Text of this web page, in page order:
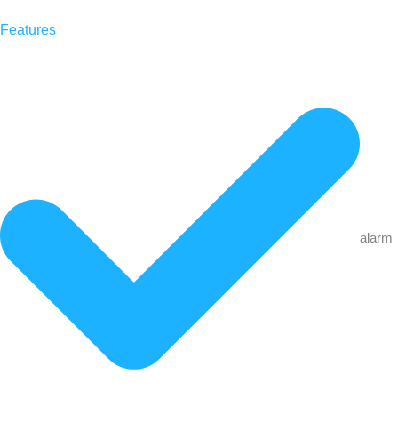
Features
alarm